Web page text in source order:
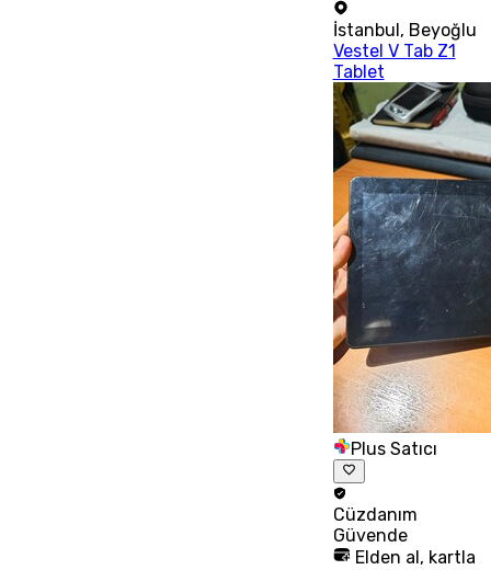
İstanbul, Beyoğlu
Vestel V Tab Z1
Tablet
Plus Satıcı
Cüzdanım
Güvende
Elden al, kartla